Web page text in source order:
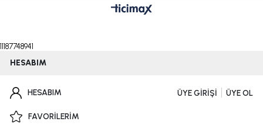
11187748941
HESABIM
HESABIM ÜYE GİRİŞİ ÜYE OL
FAVORİLERİM